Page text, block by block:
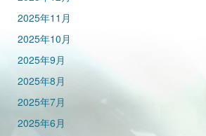
2025年11月
2025年10月
2025年9月
2025年8月
2025年7月
2025年6月